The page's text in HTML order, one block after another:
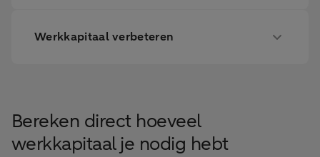
Werkkapitaal verbeteren
Bereken direct hoeveel
werkkapitaal je nodig hebt